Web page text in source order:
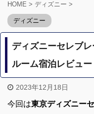
HOME > ディズニー >
ディズニー
ディズニーセレブ
ルーム宿泊レビュー
2023年12月18日
今回は東京ディズニー